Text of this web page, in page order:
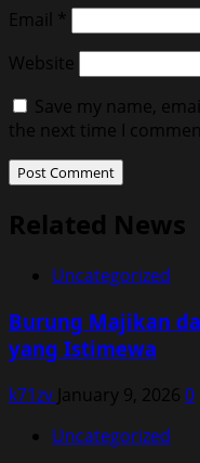
Email
*
Website
Save my name,
the next time I
Related News
Uncategorized
Burung Majikan
yang Istimewa
k71zv January 9, 2026 0
Uncategorized